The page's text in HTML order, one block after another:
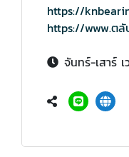
https://
https://www.ต
จันทร์-เสาร์